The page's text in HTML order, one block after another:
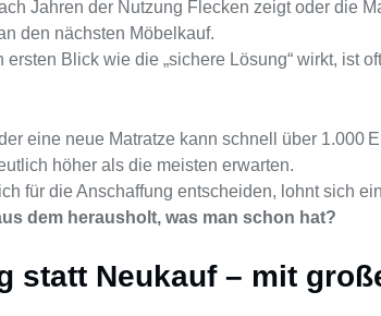
Jahren der Nutzung Flecken zeigt oder die
den nächsten Möbelkauf.
ersten Blick wie die „sichere Lösung“ wirkt, ist
eine neue Matratze kann schnell über 1.000
höher als die meisten erwarten.
für die Anschaffung entscheiden, lohnt sich
dem herausholt, was man schon hat?
statt Neukauf – mit